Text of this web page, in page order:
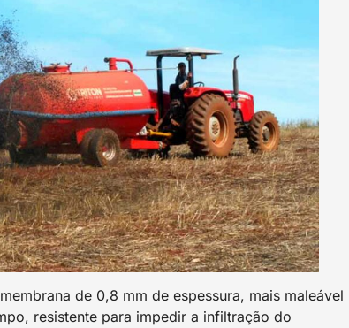
de 0,8 mm de espessura, mais maleável
resistente para impedir a infiltração do